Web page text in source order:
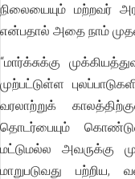
நிலையையும் மற்றவர்
என்பதால் அதை நாம்
“மார்க்சுக்கு
முற்பட்டுள்ள
வரலாற்றுக்
தொடர்பையும்
மட்டுமல்ல அவருக்கு
மாறுபடுவது பற்றிய,